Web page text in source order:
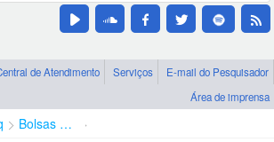
de Atendimento Serviços
E-mail do Pesquisador
Área de imprensa
Bolsas e Auxílios Vigentes